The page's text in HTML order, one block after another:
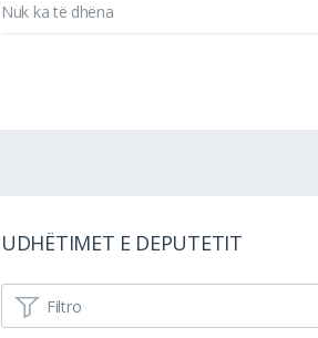
Nuk ka të dhëna
UDHËTIMET E DEPUTETIT
Filtro